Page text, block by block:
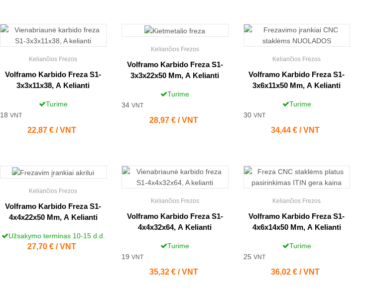
Keliančios Frezos
Volframo Karbido Freza S1-
3x3x11x38, A Kelianti
Turime
18 VNT
Kaina
22,87 € / VNT
Keliančios Frezos
Volframo Karbido Freza S1-
3x3x22x50 Mm, A Kelianti
Turime
34 VNT
Kaina
28,97 € / VNT
Keliančios Frezos
Volframo Karbido Freza S1-
3x6x11x50 Mm, A Kelianti
Turime
30 VNT
Kaina
34,44 € / VNT
Keliančios Frezos
Volframo Karbido Freza S1-
4x4x22x50 Mm, A Kelianti
Užsakymo terminas 10-15 d.d.
Kaina
27,70 € / VNT
Keliančios Frezos
Volframo Karbido Freza S1-
4x4x32x64, A Kelianti
Turime
19 VNT
Kaina
35,32 € / VNT
Keliančios Frezos
Volframo Karbido Freza S1-
4x6x14x50 Mm, A Kelianti
Turime
25 VNT
Kaina
36,02 € / VNT